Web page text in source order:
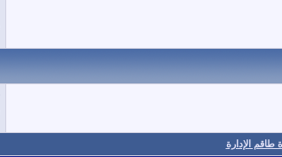
طاقم الإدارة